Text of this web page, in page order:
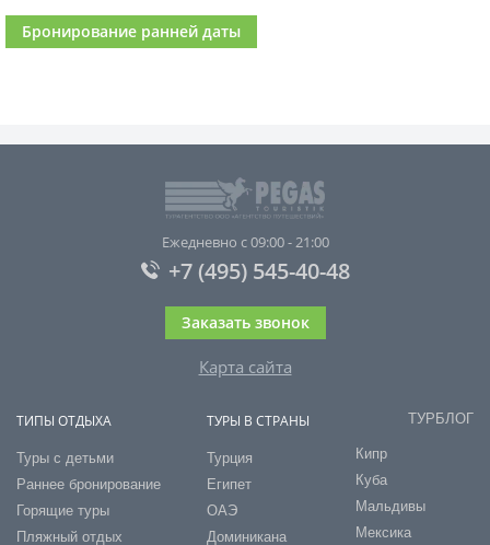
Бронирование ранней даты
Ежедневно с 09:00 - 21:00
+7 (495) 545-40-48
Заказать звонок
Карта сайта
ТИПЫ ОТДЫХА
Туры с детьми
Раннее бронирование
Горящие туры
Пляжный отдых
ТУРЫ В СТРАНЫ
Турция
Египет
ОАЭ
Доминикана
ТУРБЛОГ
Кипр
Куба
Мальдивы
Мексика